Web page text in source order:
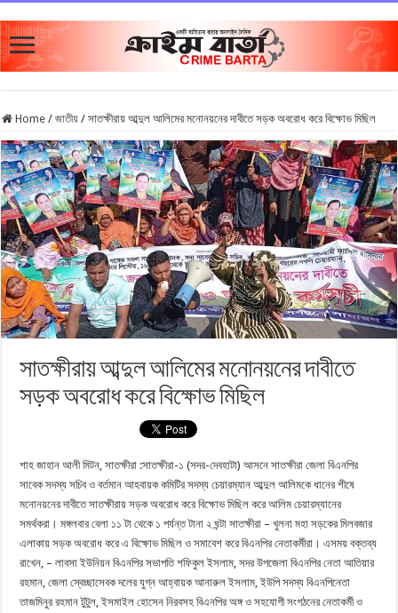
Home / জাতীয় / সাতক্ষীরায় আব্দুল আলিমের মনোনয়নের দাবীতে সড়ক অবরোধ করে বিক্ষোভ মিছিল
সাতক্ষীরায় আব্দুল আলিমের মনোনয়নের দাবীতে
সড়ক অবরোধ করে বিক্ষোভ মিছিল
শাহ জাহান আলী মিটন, সাতক্ষীরা :সাতক্ষীরা-১ (সদর-দেবহাটা) আসনে সাতক্ষীরা জেলা বিএনপির
সাবেক সদস্য সচিব ও বর্তমান আহবায়ক কমিটির সদস্য চেয়ারম্যান আব্দুল আলিমকে ধানের শীষে
মনোনয়নের দাবীতে সাতক্ষীরায় সড়ক অবরোধ করে বিক্ষোভ মিছিল করে আলিম চেয়ারম্যানের
সমর্থকরা। মঙ্গলবার বেলা ১১ টা থেকে ১ পর্যন্ত টানা ২ ঘন্টা সাতক্ষীরা – খুলনা মহা সড়কের মিলবজার
এলাকায় সড়ক অবরোধ করে এ বিক্ষোভ মিছিল ও সমাবেশ করে বিএনপির নেতাকর্মীরা। এসময় বক্তব্য
রাখেন, – লাবসা ইউনিয়ন বিএনপির সভাপতি শফিকুল ইসলাম, সদর উপজেলা বিএনপির নেতা আতিয়ার
রহমান, জেলা স্বেচ্ছাসেবক দলের যুগ্ন আহ্বায়ক আনারুল ইসলাম, ইউপি সদস্য বিএনপিনেতা
তাজমিনুর রহমান টুটুল, ইসমাইল হোসেন নিরবসহ বিএনপির অঙ্গ ও সহযোগী সংগঠনের নেতাকর্মী ও